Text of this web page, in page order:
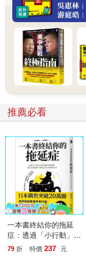
了前往新大陸貿易，製
開幕的餐廳提供導航。
金融憑證上，這種作法
有時則是代表支撐特定
地圖的硬幣倒是比較少
古希臘硬幣上面常出
（Melos）的蘋果，及
常刻有神廟、紀念碑、
Maximus）等城市地標
希臘北部的烏拉諾波利
爾及利亞、尼泊爾、土
此外，在美國50州所發
幣上刻著該州的輪廓。
十五至十七世紀，歐
際經貿重心，這並非單
斯（Venice）畫下了《
靡遺地記載著1450 年代
亞伯拉罕．奧特柳斯（
（Antwerp），繪製了第
休昂．布勞（
（Amsterdam），以《
的《大地圖集》（Atlas
推薦必看
一本書終結你的拖延
症：透過「小行動」打
開大腦的行動開關，懶
79 折 特價 237 元